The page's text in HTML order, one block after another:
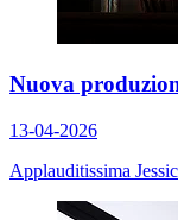
Nuova
13-04-2026
Applauditissima